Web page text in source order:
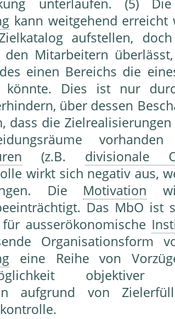
unterlaufen. (5)
kann weitgehend erreicht
aufstellen,
den Mitarbeitern
einen Bereichs die
könnte. Dies ist nur
über dessen
dass die
(z.B. divisionale
wirkt sich negativ aus,
Die Motivation
Das MbO
ausserökonomische
Organisationsform
eine Reihe von
objektiver
aufgrund von